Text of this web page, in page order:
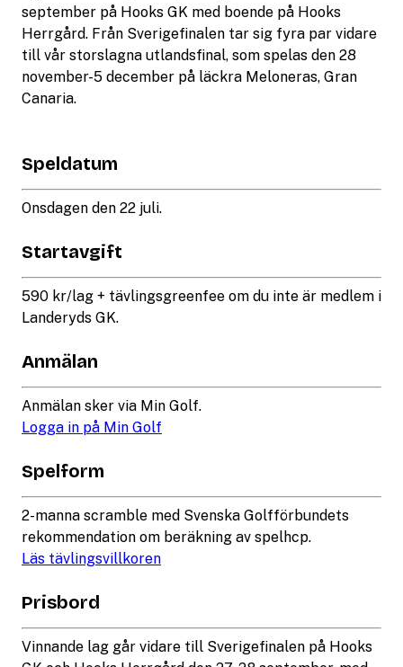
september på Hooks GK med boende på Hooks
Herrgård. Från Sverigefinalen tar sig fyra par vidare
till vår storslagna utlandsfinal, som spelas den 28
november-5 december på läckra Meloneras, Gran
Canaria.
Speldatum
Onsdagen den 22 juli.
Startavgift
590 kr/lag + tävlingsgreenfee om du inte är medlem i
Landeryds GK.
Anmälan
Anmälan sker via Min Golf.
Logga in på Min Golf
Spelform
2-manna scramble med Svenska Golfförbundets
rekommendation om beräkning av spelhcp.
Läs tävlingsvillkoren
Prisbord
Vinnande lag går vidare till Sverigefinalen på Hooks